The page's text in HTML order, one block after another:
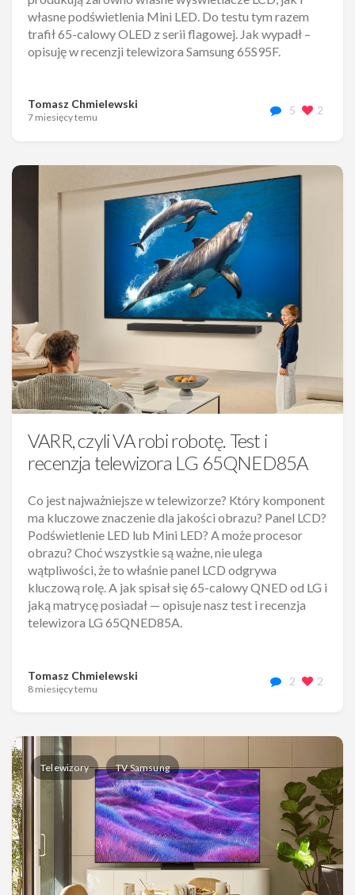
własne podświetlenia Mini LED. Do testu tym razem
trafił 65-calowy OLED z serii flagowej. Jak wypadł –
opisuję w recenzji telewizora Samsung 65S95F.
Tomasz Chmielewski
7 miesięcy temu
5 2
VARR, czyli VA robi robotę. Test i
recenzja telewizora LG 65QNED85A
Co jest najważniejsze w telewizorze? Który komponent
ma kluczowe znaczenie dla jakości obrazu? Panel LCD?
Podświetlenie LED lub Mini LED? A może procesor
obrazu? Choć wszystkie są ważne, nie ulega
wątpliwości, że to właśnie panel LCD odgrywa
kluczową rolę. A jak spisał się 65-calowy QNED od LG i
jaką matrycę posiadał — opisuje nasz test i recenzja
telewizora LG 65QNED85A.
Tomasz Chmielewski
8 miesięcy temu
2 2
Telewizory TV Samsung